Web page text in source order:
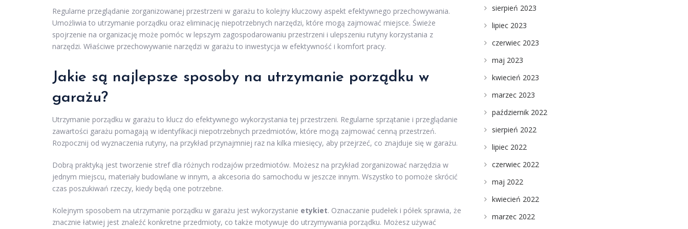
Regularne przeglądanie zorganizowanej przestrzeni w garażu to kolejny kluczowy aspekt efektywnego przechowywania.
Umożliwia to utrzymanie porządku oraz eliminację niepotrzebnych narzędzi, które mogą zajmować miejsce. Świeże
spojrzenie na organizację może pomóc w lepszym zagospodarowaniu przestrzeni i ulepszeniu rutyny korzystania z
narzędzi. Właściwe przechowywanie narzędzi w garażu to inwestycja w efektywność i komfort pracy.
Jakie są najlepsze sposoby na utrzymanie porządku w
garażu?
Utrzymanie porządku w garażu to klucz do efektywnego wykorzystania tej przestrzeni. Regularne sprzątanie i przeglądanie
zawartości garażu pomagają w identyfikacji niepotrzebnych przedmiotów, które mogą zajmować cenną przestrzeń.
Rozpocznij od wyznaczenia rutyny, na przykład przynajmniej raz na kilka miesięcy, aby przejrzeć, co znajduje się w garażu.
Dobrą praktyką jest tworzenie stref dla różnych rodzajów przedmiotów. Możesz na przykład zorganizować narzędzia w
jednym miejscu, materiały budowlane w innym, a akcesoria do samochodu w jeszcze innym. Wszystko to pomoże skrócić
czas poszukiwań rzeczy, kiedy będą one potrzebne.
Kolejnym sposobem na utrzymanie porządku w garażu jest wykorzystanie etykiet. Oznaczanie pudełek i półek sprawia, że
znacznie łatwiej jest znaleźć konkretne przedmioty, co także motywuje do utrzymywania porządku. Możesz używać
sierpień 2023
lipiec 2023
czerwiec 2023
maj 2023
kwiecień 2023
marzec 2023
październik 2022
sierpień 2022
lipiec 2022
czerwiec 2022
maj 2022
kwiecień 2022
marzec 2022